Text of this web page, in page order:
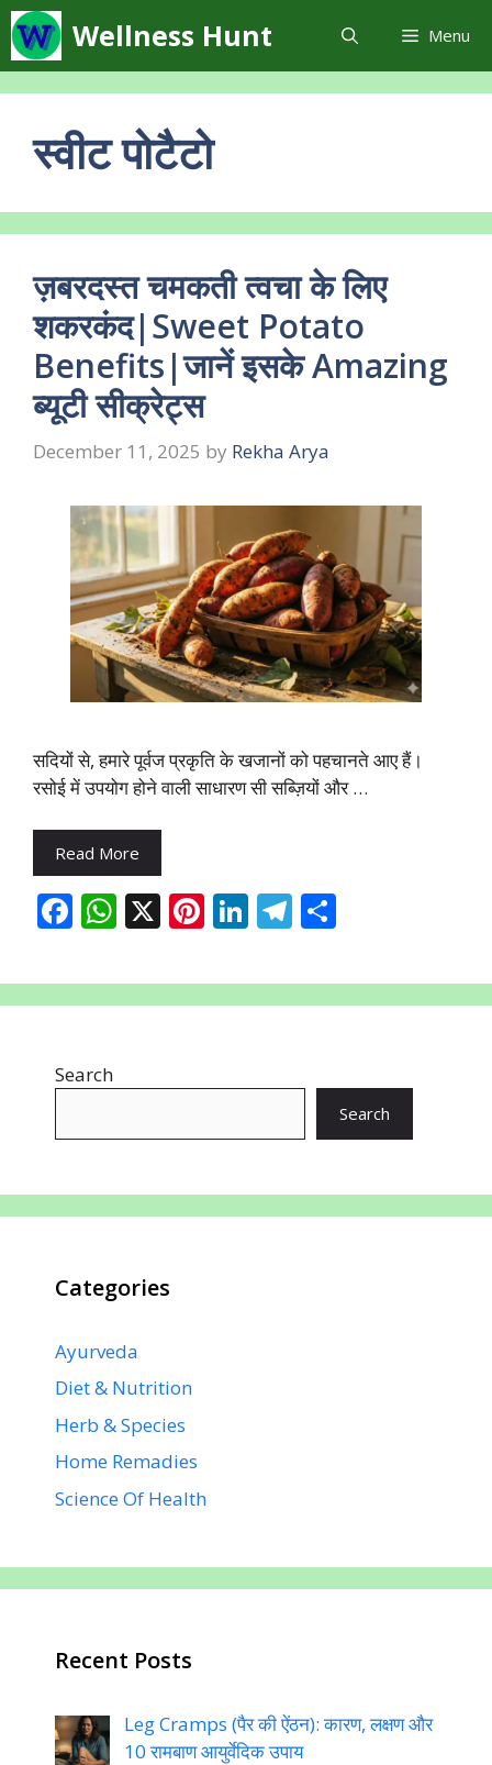
Skip
to
content
Wellness Hunt Menu
स्वीट पोटैटो
ज़बरदस्त चमकती त्वचा के लिए
शकरकंद|Sweet Potato
Benefits|जानें इसके Amazing
ब्यूटी सीक्रेट्स
December 11, 2025 by Rekha Arya
सदियों से, हमारे पूर्वज प्रकृति के खजानों को पहचानते आए हैं।
रसोई में उपयोग होने वाली साधारण सी सब्ज़ियों और …
Read More
F
e
b
o
W
at
s
p
X Pi
er
e
Li
k
e
n
T
e
gr
m
ar
e
Search
Search
Categories
Ayurveda
Diet & Nutrition
Herb & Species
Home Remadies
Science Of Health
Recent Posts
Leg Cramps (पैर की ऐंठन): कारण, लक्षण और
10 रामबाण आयुर्वेदिक उपाय